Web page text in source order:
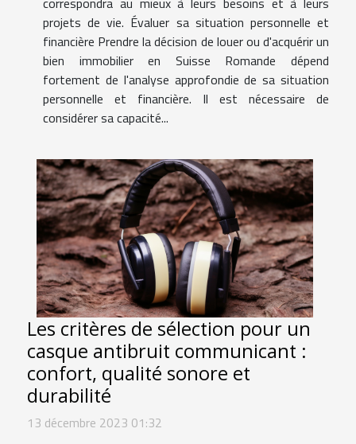
projets de vie. Évaluer sa situation personnelle et
financière Prendre la décision de louer ou d'acquérir un
bien immobilier en Suisse Romande dépend
fortement de l'analyse approfondie de sa situation
personnelle et financière. Il est nécessaire de
considérer sa capacité...
Les critères de sélection pour un
casque antibruit communicant :
confort, qualité sonore et
durabilité
13 décembre 2023 01:32